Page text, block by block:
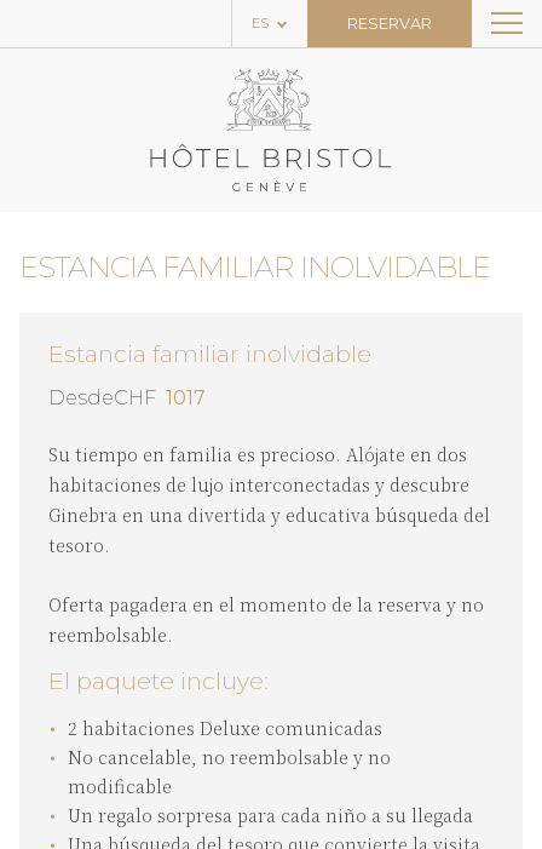
ES RESERVAR
RESTAURANTE Y BAR
INICIO
CONTACTO
ESTANCIA FAMILIAR INOLVIDABLE
Estancia familiar inolvidable
DesdeCHF 1017
Su tiempo en familia es precioso. Alójate en dos
habitaciones de lujo interconectadas y descubre
Ginebra en una divertida y educativa búsqueda del
tesoro.
Oferta pagadera en el momento de la reserva y no
reembolsable.
El paquete incluye:
2 habitaciones Deluxe comunicadas
No cancelable, no reembolsable y no
modificable
Un regalo sorpresa para cada niño a su llegada
Una búsqueda del tesoro que convierte la visita